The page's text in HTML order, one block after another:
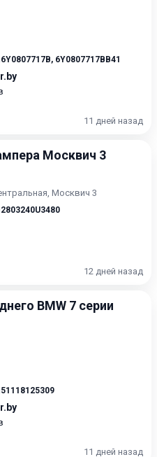
6Y0807717B, 6Y0807717BB41
11 дней назад
Москвич 3
Москвич 3
2803240U3480
12 дней назад
BMW 7 серии
51118125309
11 дней назад